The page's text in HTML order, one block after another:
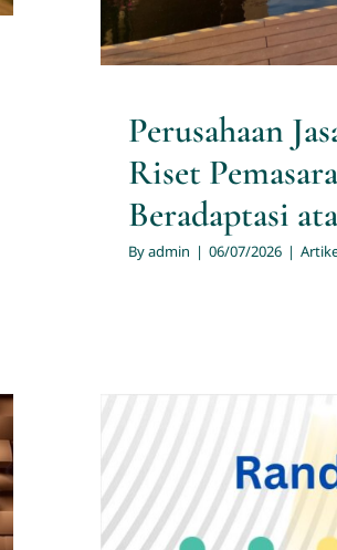
Perusahaan
Riset
Beradaptasi
Byadmin | 06/07/2026 |